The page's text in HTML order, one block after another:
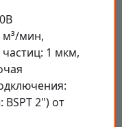
м³/мин,
1 мкм,
2") от